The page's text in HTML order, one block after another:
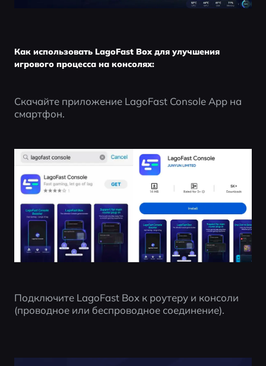
Как использовать LagoFast Box для улучшения
игрового процесса на консолях:
Скачайте приложение LagoFast Console App на
смартфон.
Подключите LagoFast Box к роутеру и консоли
(проводное или беспроводное соединение).